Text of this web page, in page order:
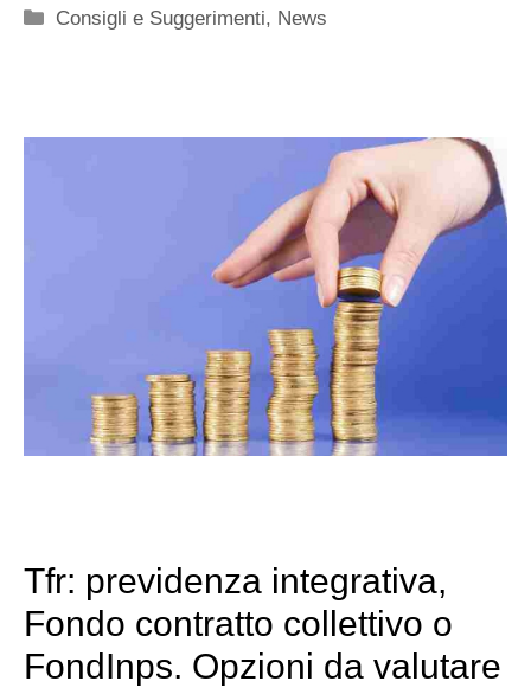
Categorie
Consigli e Suggerimenti, News
Tfr: previdenza integrativa,
Fondo contratto collettivo o
FondInps. Opzioni da valutare